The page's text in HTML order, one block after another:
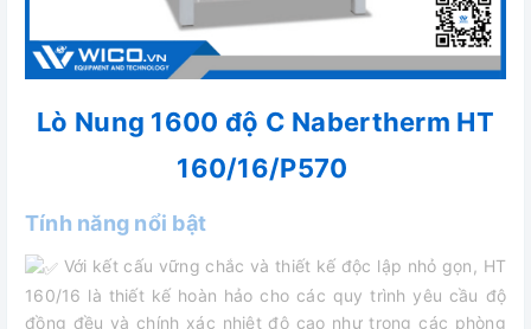
Lò Nung 1600 độ C Nabertherm HT
160/16/P570
Tính năng nổi bật
Với kết cấu vững chắc và thiết kế độc lập nhỏ gọn, HT
160/16 là thiết kế hoàn hảo cho các quy trình yêu cầu độ
đồng đều và chính xác nhiệt độ cao như trong các phòng